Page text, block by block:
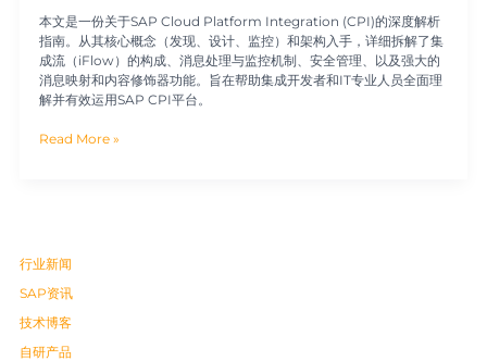
行业新闻
SAP资讯
技术博客
自研产品
本文是一份关于SAP Cloud Platform Integration (CPI)的深度解析
指南。从其核心概念（发现、设计、监控）和架构入手，详细拆解了集
成流（iFlow）的构成、消息处理与监控机制、安全管理、以及强大的
消息映射和内容修饰器功能。旨在帮助集成开发者和IT专业人员全面理
解并有效运用SAP CPI平台。
Read More »